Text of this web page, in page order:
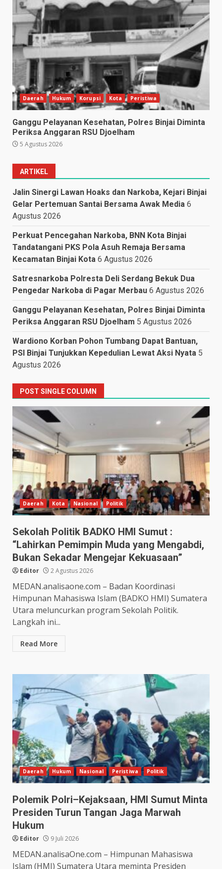
Daerah Hukum Korupsi Kota Peristiwa
Ganggu Pelayanan Kesehatan, Polres Binjai Diminta
Periksa Anggaran RSU Djoelham
5 Agustus 2026
ARTIKEL
Jalin Sinergi Lawan Hoaks dan Narkoba, Kejari Binjai
Gelar Pertemuan Santai Bersama Awak Media 6
Agustus 2026
Perkuat Pencegahan Narkoba, BNN Kota Binjai
Tandatangani PKS Pola Asuh Remaja Bersama
Kecamatan Binjai Kota 6 Agustus 2026
Satresnarkoba Polresta Deli Serdang Bekuk Dua
Pengedar Narkoba di Pagar Merbau 6 Agustus 2026
Ganggu Pelayanan Kesehatan, Polres Binjai Diminta
Periksa Anggaran RSU Djoelham 5 Agustus 2026
Wardiono Korban Pohon Tumbang Dapat Bantuan,
PSI Binjai Tunjukkan Kepedulian Lewat Aksi Nyata 5
Agustus 2026
POST SINGLE COLUMN
Daerah Kota Nasional Politik
Sekolah Politik BADKO HMI Sumut :
“Lahirkan Pemimpin Muda yang Mengabdi,
Bukan Sekadar Mengejar Kekuasaan”
Editor 2 Agustus 2026
MEDAN.analisaone.com – Badan Koordinasi
Himpunan Mahasiswa Islam (BADKO HMI) Sumatera
Utara meluncurkan program Sekolah Politik.
Langkah ini...
Read More
Daerah Hukum Nasional Peristiwa Politik
Polemik Polri–Kejaksaan, HMI Sumut Minta
Presiden Turun Tangan Jaga Marwah
Hukum
Editor 9 Juli 2026
MEDAN.analisaOne.com – Himpunan Mahasiswa
Islam (HMI) Sumatera Utara meminta Presiden